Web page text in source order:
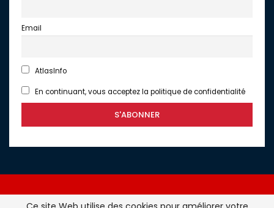
Email
AtlasInfo
En continuant, vous acceptez la politique de confidentialité